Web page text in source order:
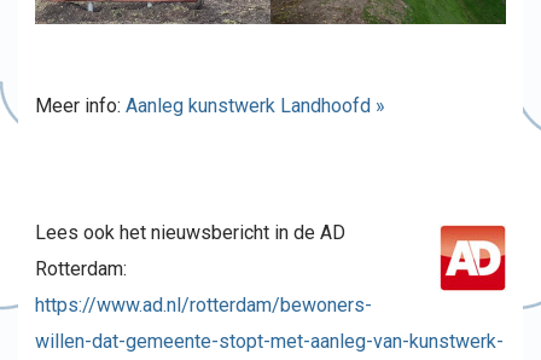
Meer info: Aanleg kunstwerk Landhoofd »
Lees ook het nieuwsbericht in de AD
Rotterdam:
https://www.ad.nl/rotterdam/bewoners-
willen-dat-gemeente-stopt-met-aanleg-van-kunstwerk-